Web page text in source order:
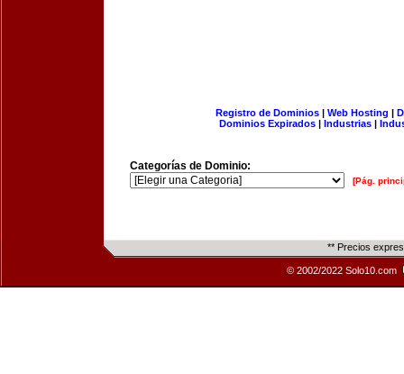
Registro de Dominios| Web Hosting |
Dominios Expirados | Industrias |
Categorías de Dominio:
[Pág.
** Precios
© 2002/2022 Solo10.com